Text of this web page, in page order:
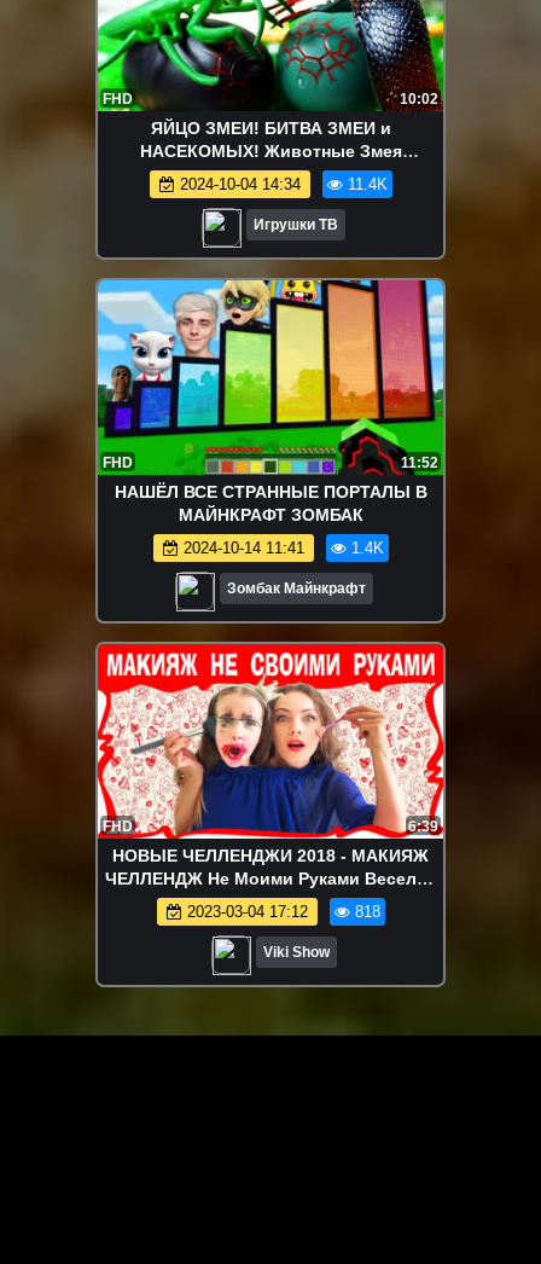
FHD 10:02
ЯЙЦО ЗМЕИ! БИТВА ЗМЕИ и
НАСЕКОМЫХ! Животные Змея
Насекомые мультик для детей на
русском ИГРУШКИ ТВ
2024-10-04 14:34 11.4K
Игрушки ТВ
FHD 11:52
НАШЁЛ ВСЕ СТРАННЫЕ ПОРТАЛЫ В
МАЙНКРАФТ ЗОМБАК
2024-10-14 11:41 1.4K
Зомбак Майнкрафт
FHD 6:39
НОВЫЕ ЧЕЛЛЕНДЖИ 2018 - МАКИЯЖ
ЧЕЛЛЕНДЖ Не Моими Руками Веселое
ВИДЕО Not My Arms Make Up
CHALLENGE / Вики Шоу
2023-03-04 17:12 818
Viki Show